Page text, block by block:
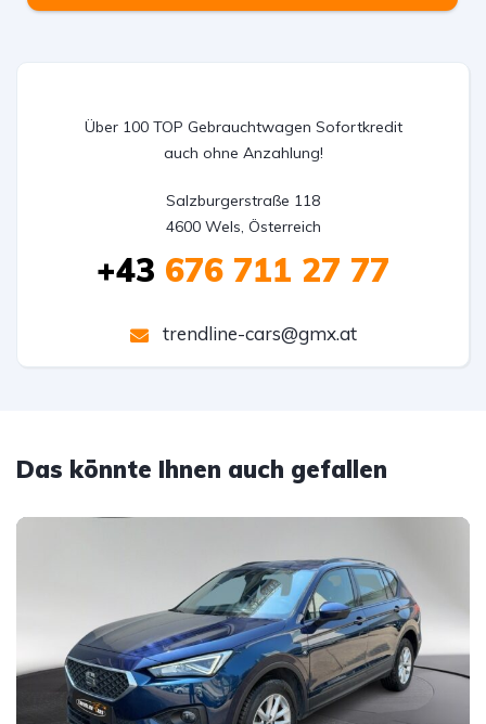
Über 100 TOP Gebrauchtwagen Sofortkredit
auch ohne Anzahlung!
Salzburgerstraße 118
4600 Wels, Österreich
+43 676 711 27 77
trendline-cars@gmx.at
Das könnte Ihnen auch gefallen